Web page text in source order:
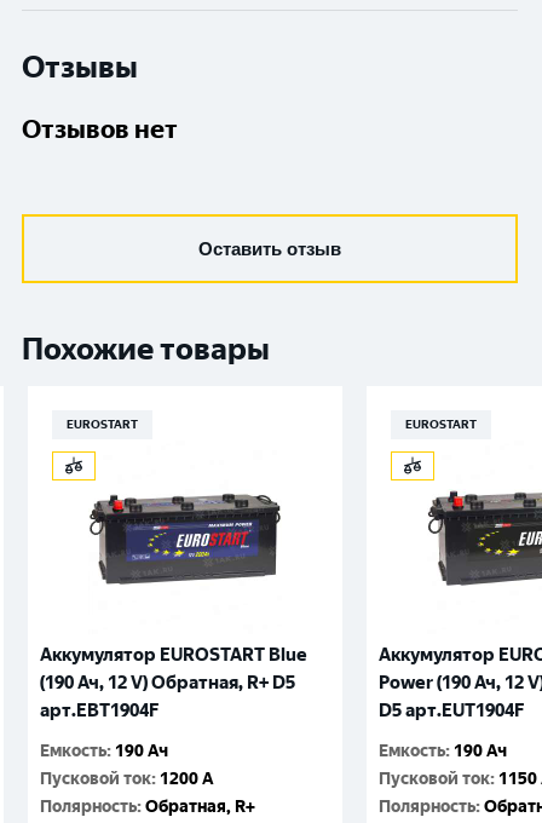
Отзывы
Отзывов нет
Оставить отзыв
Похожие товары
EUROSTART
Аккумулятор EUROSTART Blue
(190 Ач, 12 V) Обратная, R+ D5
арт.EBT1904F
Емкость: 190 Ач
Пусковой ток: 1200 A
Полярность:Обратная, R+
EUROSTART
Аккумулятор
Power (190 Ач, 12
D5 арт.EUT1904F
Емкость: 190 Ач
Пусковой ток: 1150
Полярность: